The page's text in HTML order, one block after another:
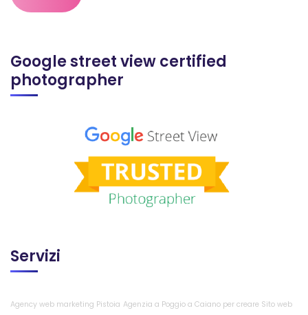
Google street view certified
photographer
Servizi
Agency web marketing Pistoia Agenzia a Poggio a Caiano per creare Sito web